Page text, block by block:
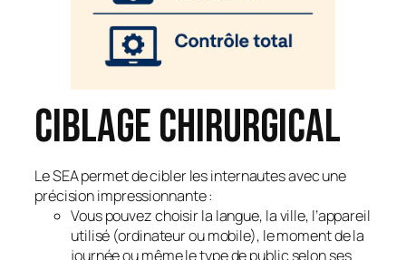
Ciblage chirurgical
Le SEA permet de cibler les internautes avec une
précision impressionnante :
Vous pouvez choisir la langue, la ville, l’appareil
utilisé (ordinateur ou mobile), le moment de la
journée ou même le type de public selon ses